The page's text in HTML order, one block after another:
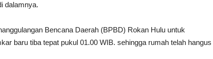
dalamnya.
Bencana Daerah (BPBD) Rokan Hulu untuk
baru tiba tepat pukul 01.00 WIB. sehingga rumah telah hangus